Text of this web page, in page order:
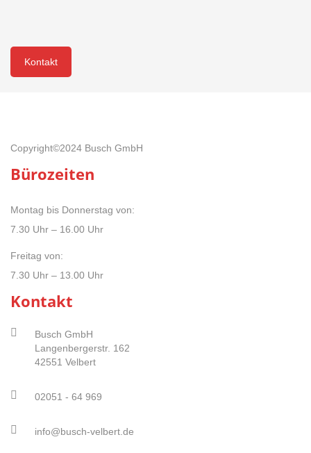
Kontakt
Copyright©2024 Busch GmbH
Bürozeiten
Montag bis Donnerstag von:
7.30 Uhr – 16.00 Uhr
Freitag von:
7.30 Uhr – 13.00 Uhr
Kontakt
Busch GmbH
Langenbergerstr. 162
42551 Velbert
02051 - 64 969
info@busch-velbert.de